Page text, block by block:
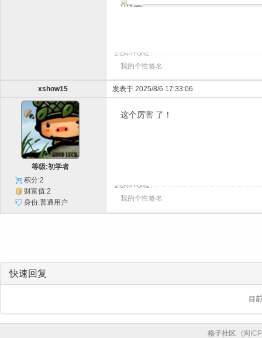
我的个性签名
xshow15 发表于 2025/8/6 17:33:06
等级:初学者
积分:2
财富值:2
身份:普通用户
这个厉害 了！
我的个性签名
快速回复
目
格子社区 (闽